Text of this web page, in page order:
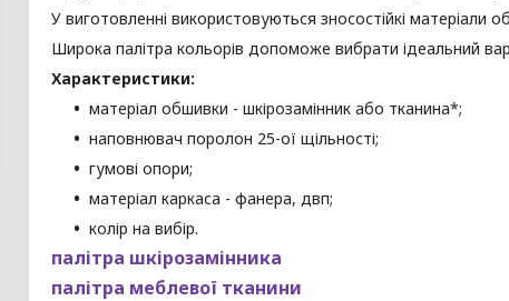
У виготовленні використовуються зносостійкі матеріали
Широка палітра кольорів допоможе вибрати ідеальний
Характеристики:
матеріал обшивки - шкірозамінник або тканина*;
наповнювач поролон 25-ої щільності;
гумові опори;
матеріал каркаса - фанера, двп;
колір на вибір.
палітра шкірозамінника
палітра меблевої тканини